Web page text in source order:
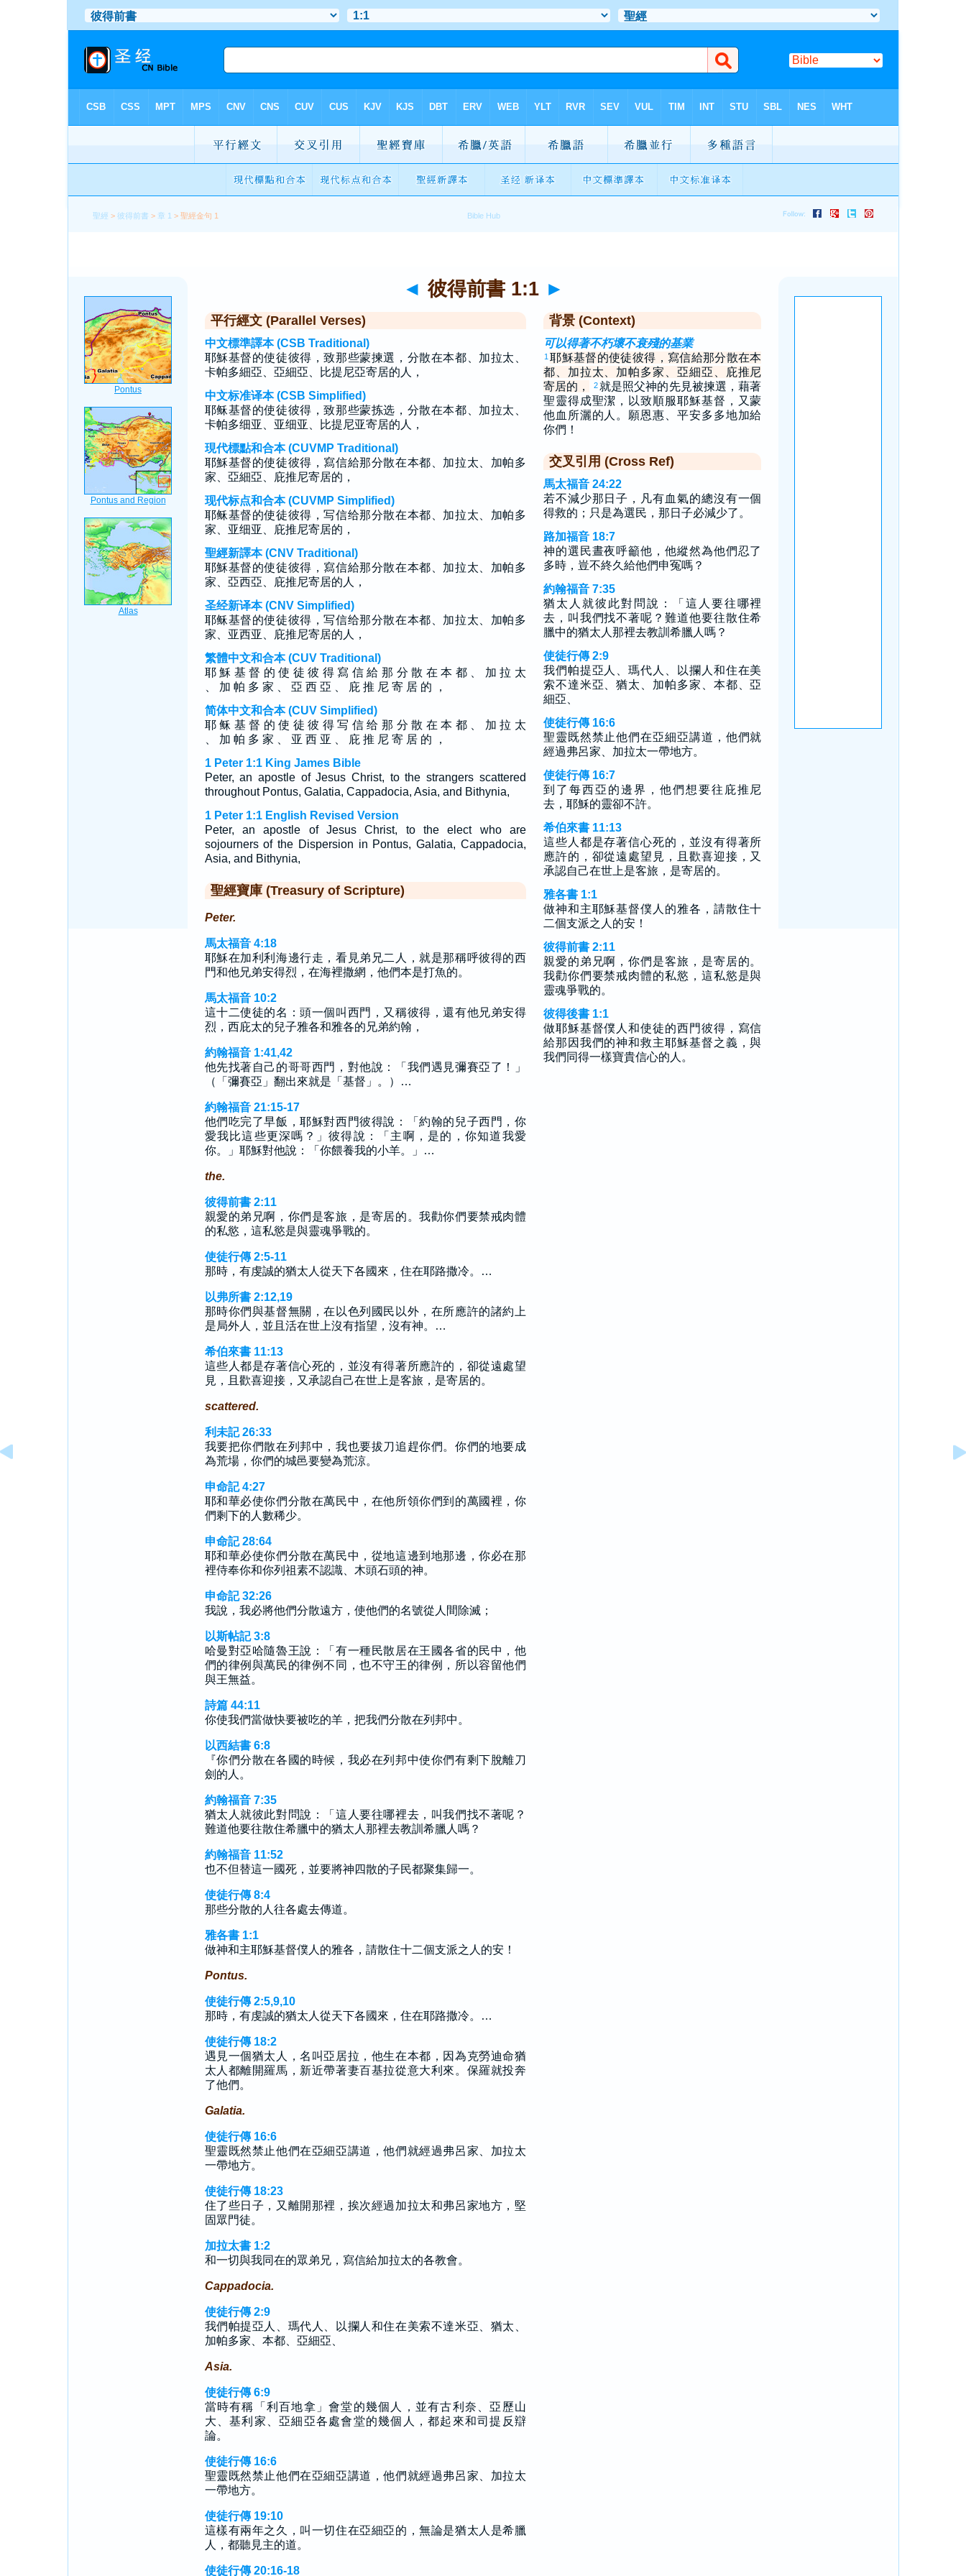
聖經 >彼得前書 > 章 1 > 聖經金句 1
◄ 彼得前書 1:1 ►
平行經文 (Parallel Verses)
中文標準譯本 (CSB Traditional)
耶穌基督的使徒彼得，致那些蒙揀選，分散在本都、加拉太、
卡帕多細亞、亞細亞、比提尼亞寄居的人，
中文标准译本 (CSB Simplified)
耶稣基督的使徒彼得，致那些蒙拣选，分散在本都、加拉太、
卡帕多细亚、亚细亚、比提尼亚寄居的人，
現代標點和合本 (CUVMP Traditional)
耶穌基督的使徒彼得，寫信給那分散在本都、加拉太、加帕多
家、亞細亞、庇推尼寄居的，
现代标点和合本 (CUVMP Simplified)
耶稣基督的使徒彼得，写信给那分散在本都、加拉太、加帕多
家、亚细亚、庇推尼寄居的，
聖經新譯本 (CNV Traditional)
耶穌基督的使徒彼得，寫信給那分散在本都、加拉太、加帕多
家、亞西亞、庇推尼寄居的人，
圣经新译本 (CNV Simplified)
耶稣基督的使徒彼得，写信给那分散在本都、加拉太、加帕多
家、亚西亚、庇推尼寄居的人，
繁體中文和合本 (CUV Traditional)
耶 穌 基 督 的 使 徒 彼 得 寫 信 給 那 分 散 在 本 都 、 加 拉 太
、 加 帕 多 家 、 亞 西 亞 、 庇 推 尼 寄 居 的 ，
简体中文和合本 (CUV Simplified)
耶 稣 基 督 的 使 徒 彼 得 写 信 给 那 分 散 在 本 都 、 加 拉 太
、 加 帕 多 家 、 亚 西 亚 、 庇 推 尼 寄 居 的 ，
1 Peter 1:1 King James Bible
Peter, an apostle of Jesus Christ, to the strangers scattered
throughout Pontus, Galatia, Cappadocia, Asia, and Bithynia,
1 Peter 1:1 English Revised Version
Peter, an apostle of Jesus Christ, to the elect who are
sojourners of the Dispersion in Pontus, Galatia, Cappadocia,
Asia, and Bithynia,
聖經寶庫 (Treasury of Scripture)
Peter.
馬太福音 4:18
耶穌在加利利海邊行走，看見弟兄二人，就是那稱呼彼得的西
門和他兄弟安得烈，在海裡撒網，他們本是打魚的。
馬太福音 10:2
這十二使徒的名：頭一個叫西門，又稱彼得，還有他兄弟安得
烈，西庇太的兒子雅各和雅各的兄弟約翰，
約翰福音 1:41,42
他先找著自己的哥哥西門，對他說：「我們遇見彌賽亞了！」
（「彌賽亞」翻出來就是「基督」。）…
約翰福音 21:15-17
他們吃完了早飯，耶穌對西門彼得說：「約翰的兒子西門，你
愛我比這些更深嗎？」彼得說：「主啊，是的，你知道我愛
你。」耶穌對他說：「你餵養我的小羊。」…
the.
彼得前書 2:11
親愛的弟兄啊，你們是客旅，是寄居的。我勸你們要禁戒肉體
的私慾，這私慾是與靈魂爭戰的。
使徒行傳 2:5-11
那時，有虔誠的猶太人從天下各國來，住在耶路撒冷。…
以弗所書 2:12,19
那時你們與基督無關，在以色列國民以外，在所應許的諸約上
是局外人，並且活在世上沒有指望，沒有神。…
希伯來書 11:13
這些人都是存著信心死的，並沒有得著所應許的，卻從遠處望
見，且歡喜迎接，又承認自己在世上是客旅，是寄居的。
scattered.
利未記 26:33
我要把你們散在列邦中，我也要拔刀追趕你們。你們的地要成
為荒場，你們的城邑要變為荒涼。
申命記 4:27
耶和華必使你們分散在萬民中，在他所領你們到的萬國裡，你
們剩下的人數稀少。
申命記 28:64
耶和華必使你們分散在萬民中，從地這邊到地那邊，你必在那
裡侍奉你和你列祖素不認識、木頭石頭的神。
申命記 32:26
我說，我必將他們分散遠方，使他們的名號從人間除滅；
以斯帖記 3:8
哈曼對亞哈隨魯王說：「有一種民散居在王國各省的民中，他
們的律例與萬民的律例不同，也不守王的律例，所以容留他們
與王無益。
詩篇 44:11
你使我們當做快要被吃的羊，把我們分散在列邦中。
以西結書 6:8
『你們分散在各國的時候，我必在列邦中使你們有剩下脫離刀
劍的人。
約翰福音 7:35
猶太人就彼此對問說：「這人要往哪裡去，叫我們找不著呢？
難道他要往散住希臘中的猶太人那裡去教訓希臘人嗎？
約翰福音 11:52
也不但替這一國死，並要將神四散的子民都聚集歸一。
使徒行傳 8:4
那些分散的人往各處去傳道。
雅各書 1:1
做神和主耶穌基督僕人的雅各，請散住十二個支派之人的安！
Pontus.
使徒行傳 2:5,9,10
那時，有虔誠的猶太人從天下各國來，住在耶路撒冷。…
使徒行傳 18:2
遇見一個猶太人，名叫亞居拉，他生在本都，因為克勞迪命猶
太人都離開羅馬，新近帶著妻百基拉從意大利來。保羅就投奔
了他們。
Galatia.
使徒行傳 16:6
聖靈既然禁止他們在亞細亞講道，他們就經過弗呂家、加拉太
一帶地方。
使徒行傳 18:23
住了些日子，又離開那裡，挨次經過加拉太和弗呂家地方，堅
固眾門徒。
加拉太書 1:2
和一切與我同在的眾弟兄，寫信給加拉太的各教會。
Cappadocia.
使徒行傳 2:9
我們帕提亞人、瑪代人、以攔人和住在美索不達米亞、猶太、
加帕多家、本都、亞細亞、
Asia.
使徒行傳 6:9
當時有稱「利百地拿」會堂的幾個人，並有古利奈、亞歷山
大、基利家、亞細亞各處會堂的幾個人，都起來和司提反辯
論。
使徒行傳 16:6
聖靈既然禁止他們在亞細亞講道，他們就經過弗呂家、加拉太
一帶地方。
使徒行傳 19:10
這樣有兩年之久，叫一切住在亞細亞的，無論是猶太人是希臘
人，都聽見主的道。
使徒行傳 20:16-18
背景 (Context)
可以得著不朽壞不衰殘的基業
1 耶穌基督的使徒彼得，寫信給那分散在本
都、加拉太、加帕多家、亞細亞、庇推尼
寄居的，
2 就是照父神的先見被揀選，藉著
聖靈得成聖潔，以致順服耶穌基督，又蒙
他血所灑的人。願恩惠、平安多多地加給
你們！
交叉引用 (Cross Ref)
馬太福音 24:22
若不減少那日子，凡有血氣的總沒有一個
得救的；只是為選民，那日子必減少了。
路加福音 18:7
神的選民晝夜呼籲他，他縱然為他們忍了
多時，豈不終久給他們申冤嗎？
約翰福音 7:35
猶太人就彼此對問說：「這人要往哪裡
去，叫我們找不著呢？難道他要往散住希
臘中的猶太人那裡去教訓希臘人嗎？
使徒行傳 2:9
我們帕提亞人、瑪代人、以攔人和住在美
索不達米亞、猶太、加帕多家、本都、亞
細亞、
使徒行傳 16:6
聖靈既然禁止他們在亞細亞講道，他們就
經過弗呂家、加拉太一帶地方。
使徒行傳 16:7
到了每西亞的邊界，他們想要往庇推尼
去，耶穌的靈卻不許。
希伯來書 11:13
這些人都是存著信心死的，並沒有得著所
應許的，卻從遠處望見，且歡喜迎接，又
承認自己在世上是客旅，是寄居的。
雅各書 1:1
做神和主耶穌基督僕人的雅各，請散住十
二個支派之人的安！
彼得前書 2:11
親愛的弟兄啊，你們是客旅，是寄居的。
我勸你們要禁戒肉體的私慾，這私慾是與
靈魂爭戰的。
彼得後書 1:1
做耶穌基督僕人和使徒的西門彼得，寫信
給那因我們的神和救主耶穌基督之義，與
我們同得一樣寶貴信心的人。